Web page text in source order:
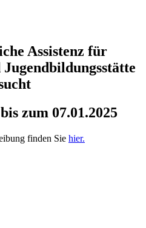
Assistenz für
zum 07.01.2025
finden Sie hier.